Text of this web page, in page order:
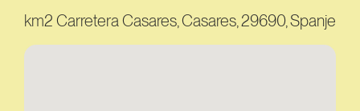
km2 Carretera Casares, Casares, 29690, Spanje